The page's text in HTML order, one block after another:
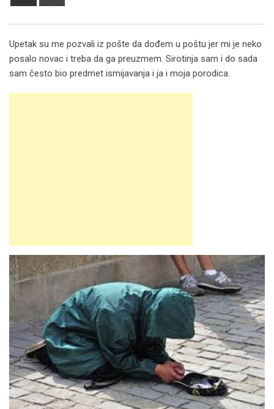
Upetak su me pozvali iz pošte da dođem u poštu jer mi je neko
posalo novac i treba da ga preuzmem. Sirotinja sam i do sada
sam često bio predmet ismijavanja i ja i moja porodica.